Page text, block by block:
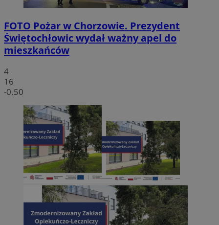
FOTO Pożar w Chorzowie. Prezydent
Świętochłowic wydał ważny apel do
mieszkańców
4
16
-0.50